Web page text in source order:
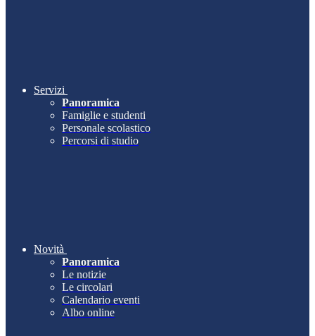
Servizi
Panoramica
Famiglie e studenti
Personale scolastico
Percorsi di studio
Novità
Panoramica
Le notizie
Le circolari
Calendario eventi
Albo online